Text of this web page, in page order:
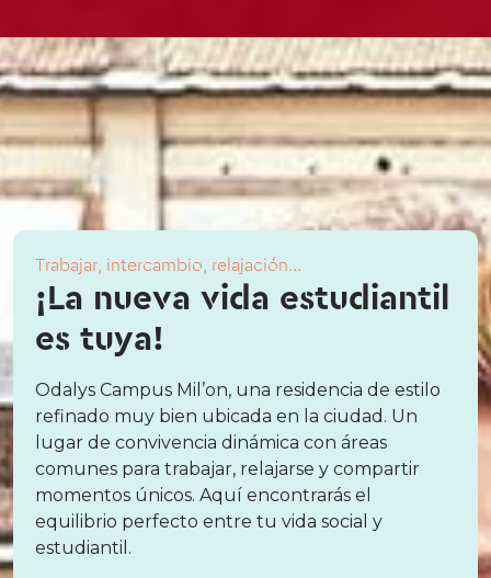
Trabajar, intercambio, relajación...
¡La nueva vida estudiantil
es tuya!
Odalys Campus Mil’on, una residencia de estilo
refinado muy bien ubicada en la ciudad. Un
lugar de convivencia dinámica con áreas
comunes para trabajar, relajarse y compartir
momentos únicos. Aquí encontrarás el
equilibrio perfecto entre tu vida social y
estudiantil.